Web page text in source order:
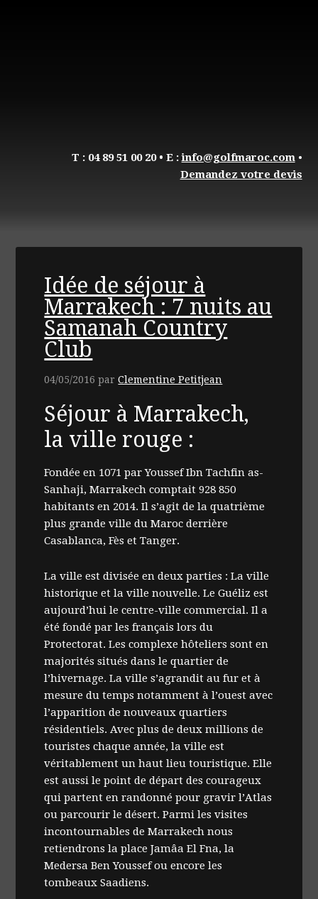
T : 04 89 51 00 20• E :info@golfmaroc.com•
Demandez votre devis
Idée de séjour à
Marrakech : 7 nuits au
Samanah Country
Club
04/05/2016 parClementine Petitjean
Séjour à Marrakech,
la ville rouge :
Fondée en 1071 par Youssef Ibn Tachfin as-
Sanhaji, Marrakech comptait 928 850
habitants en 2014. Il s’agit de la quatrième
plus grande ville du Maroc derrière
Casablanca, Fès et Tanger.
La ville est divisée en deux parties : La ville
historique et la ville nouvelle. Le Guéliz est
aujourd’hui le centre-ville commercial. Il a
été fondé par les français lors du
Protectorat. Les complexe hôteliers sont en
majorités situés dans le quartier de
l’hivernage. La ville s’agrandit au fur et à
mesure du temps notamment à l’ouest avec
l’apparition de nouveaux quartiers
résidentiels. Avec plus de deux millions de
touristes chaque année, la ville est
véritablement un haut lieu touristique. Elle
est aussi le point de départ des courageux
qui partent en randonné pour gravir l’Atlas
ou parcourir le désert. Parmi les visites
incontournables de Marrakech nous
retiendrons la place Jamâa El Fna, la
Medersa Ben Youssef ou encore les
tombeaux Saadiens.